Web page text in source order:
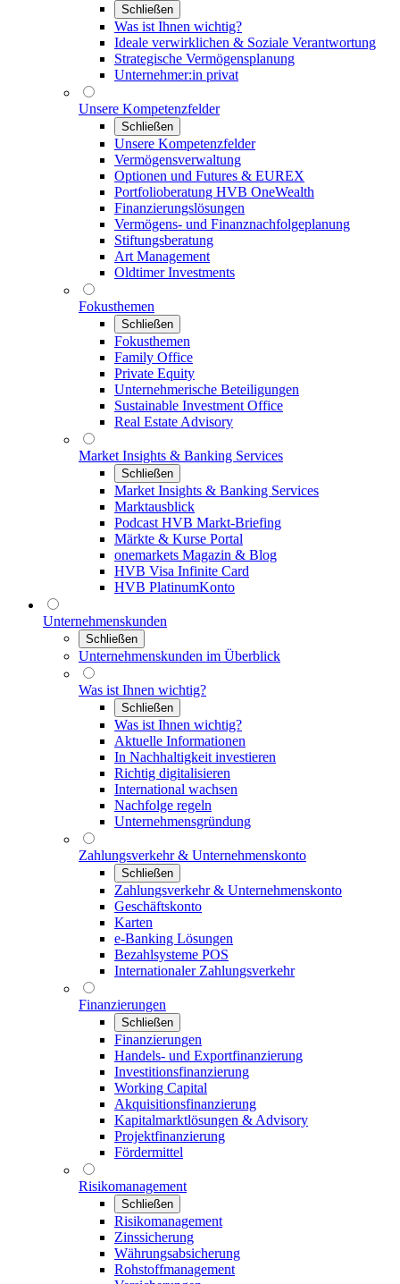
Schließen
Was ist Ihnen wichtig?
Ideale verwirklichen & Soziale Verantwortung
Strategische Vermögensplanung
Unternehmer:in privat
Unsere Kompetenzfelder
Schließen
Unsere Kompetenzfelder
Vermögensverwaltung
Optionen und Futures & EUREX
Portfolioberatung HVB OneWealth
Finanzierungslösungen
Vermögens- und Finanznachfolgeplanung
Stiftungsberatung
Art Management
Oldtimer Investments
Fokusthemen
Schließen
Fokusthemen
Family Office
Private Equity
Unternehmerische Beteiligungen
Sustainable Investment Office
Real Estate Advisory
Market Insights & Banking Services
Schließen
Market Insights & Banking Services
Marktausblick
Podcast HVB Markt-Briefing
Märkte & Kurse Portal
onemarkets Magazin & Blog
HVB Visa Infinite Card
HVB PlatinumKonto
Unternehmenskunden
Schließen
Unternehmenskunden im Überblick
Was ist Ihnen wichtig?
Schließen
Was ist Ihnen wichtig?
Aktuelle Informationen
In Nachhaltigkeit investieren
Richtig digitalisieren
International wachsen
Nachfolge regeln
Unternehmensgründung
Zahlungsverkehr & Unternehmenskonto
Schließen
Zahlungsverkehr & Unternehmenskonto
Geschäftskonto
Karten
e-Banking Lösungen
Bezahlsysteme POS
Internationaler Zahlungsverkehr
Finanzierungen
Schließen
Finanzierungen
Handels- und Exportfinanzierung
Investitionsfinanzierung
Working Capital
Akquisitionsfinanzierung
Kapitalmarktlösungen & Advisory
Projektfinanzierung
Fördermittel
Risikomanagement
Schließen
Risikomanagement
Zinssicherung
Währungsabsicherung
Rohstoffmanagement